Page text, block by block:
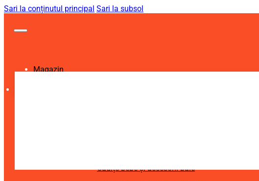
Sari la conținutul principal Sari la subsol
Magazin
Cădițe bebe și accesorii baie